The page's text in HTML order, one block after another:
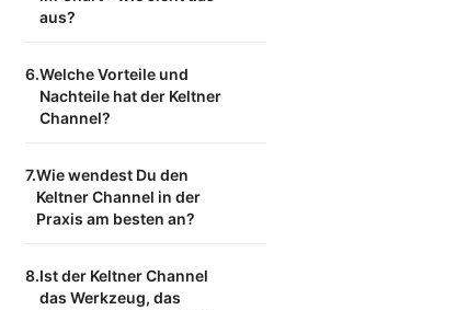
aus?
Welche Vorteile und
Nachteile hat der Keltner
Channel?
Wie wendest Du den
Keltner Channel in der
Praxis am besten an?
Ist der Keltner Channel
das Werkzeug, das